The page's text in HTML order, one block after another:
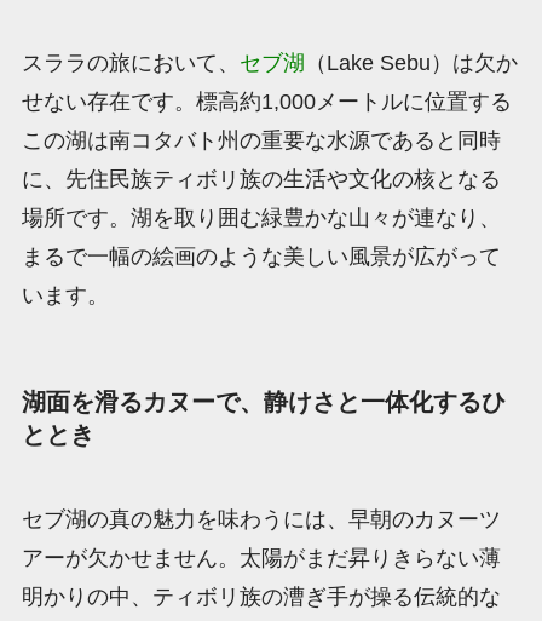
スララの旅において、 セブ湖 （Lake Sebu）は欠か
せない存在です。標高約1,000メートルに位置する
この湖は南コタバト州の重要な水源であると同時
に、先住民族ティボリ族の生活や文化の核となる
場所です。湖を取り囲む緑豊かな山々が連なり、
まるで一幅の絵画のような美しい風景が広がって
います。
湖面を滑るカヌーで、静けさと一体化するひ
ととき
セブ湖の真の魅力を味わうには、早朝のカヌーツ
アーが欠かせません。太陽がまだ昇りきらない薄
明かりの中、ティボリ族の漕ぎ手が操る伝統的な